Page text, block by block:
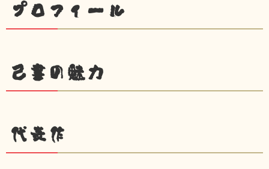
プロフィール
己書の魅力
代表作